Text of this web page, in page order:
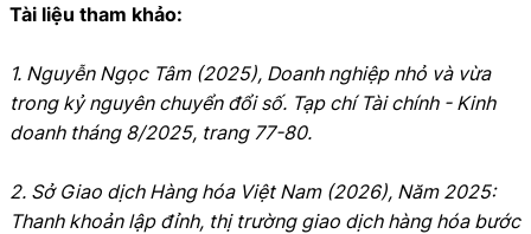
Tài liệu tham khảo:
1. Nguyễn Ngọc Tâm (2025), Doanh nghiệp nhỏ và vừa
trong kỷ nguyên chuyển đổi số. Tạp chí Tài chính - Kinh
doanh tháng 8/2025, trang 77-80.
2. Sở Giao dịch Hàng hóa Việt Nam (2026), Năm 2025:
Thanh khoản lập đỉnh, thị trường giao dịch hàng hóa bước